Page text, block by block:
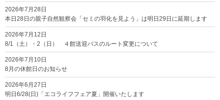
2026年7月28日
本日28日の親子自然観察会「セミの羽化を見よう」は明日29日に延期します
2026年7月12日
8/1（土）・2（日） ４館送迎バスのルート変更について
2026年7月10日
8月の休館日のお知らせ
2026年6月27日
明日6/28(日)「エコライフフェア夏」開催いたします